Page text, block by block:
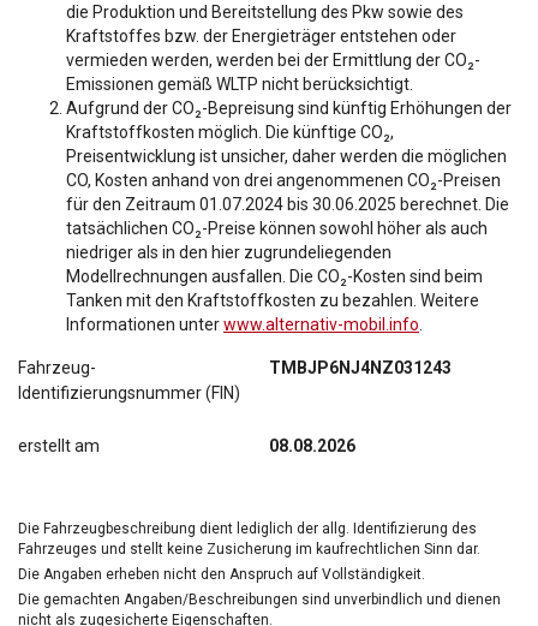
die Produktion und Bereitstellung des Pkw sowie des
Kraftstoffes bzw. der Energieträger entstehen oder
vermieden werden, werden bei der Ermittlung der CO₂-
Emissionen gemäß WLTP nicht berücksichtigt.
Aufgrund der CO₂-Bepreisung sind künftig Erhöhungen der
Kraftstoffkosten möglich. Die künftige CO₂,
Preisentwicklung ist unsicher, daher werden die möglichen
CO, Kosten anhand von drei angenommenen CO₂-Preisen
für den Zeitraum 01.07.2024 bis 30.06.2025 berechnet. Die
tatsächlichen CO₂-Preise können sowohl höher als auch
niedriger als in den hier zugrundeliegenden
Modellrechnungen ausfallen. Die CO₂-Kosten sind beim
Tanken mit den Kraftstoffkosten zu bezahlen. Weitere
Informationen unterwww.alternativ-mobil.info.
Fahrzeug-
Identifizierungsnummer (FIN)
TMBJP6NJ4NZ031243
erstellt am 08.08.2026
Die Fahrzeugbeschreibung dient lediglich der allg. Identifizierung des
Fahrzeuges und stellt keine Zusicherung im kaufrechtlichen Sinn dar.
Die Angaben erheben nicht den Anspruch auf Vollständigkeit.
Die gemachten Angaben/Beschreibungen sind unverbindlich und dienen
nicht als zugesicherte Eigenschaften.